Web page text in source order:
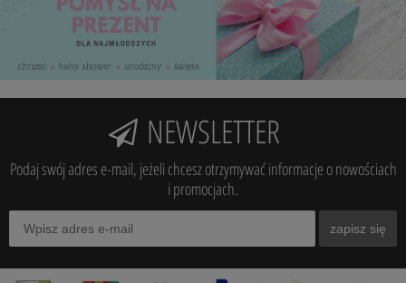
NEWSLETTER
Podaj swój adres e-mail, jeżeli chcesz otrzymywać informacje o nowościach
i promocjach.
zapisz się